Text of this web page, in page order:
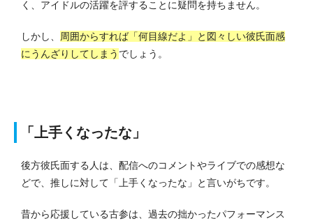
く、アイドルの活躍を評することに疑問を持ちません。
しかし、
周囲からすれば「何目線だよ」と図々しい彼氏面感
にうんざりしてしまう でしょう。
「上手くなったな」
後方彼氏面する人は、配信へのコメントやライブでの感想な
どで、推しに対して「上手くなったな」と言いがちです。
昔から応援している古参は、過去の拙かったパフォーマンス